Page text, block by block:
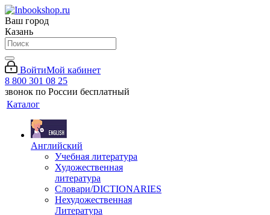
Ваш город
Казань
ВойтиМой кабинет
8 800 301 08 25
звонок по России бесплатный
Каталог
Английский
Учебная литература
Художественная
литература
Словари/DICTIONARIES
Нехудожественная
Литература